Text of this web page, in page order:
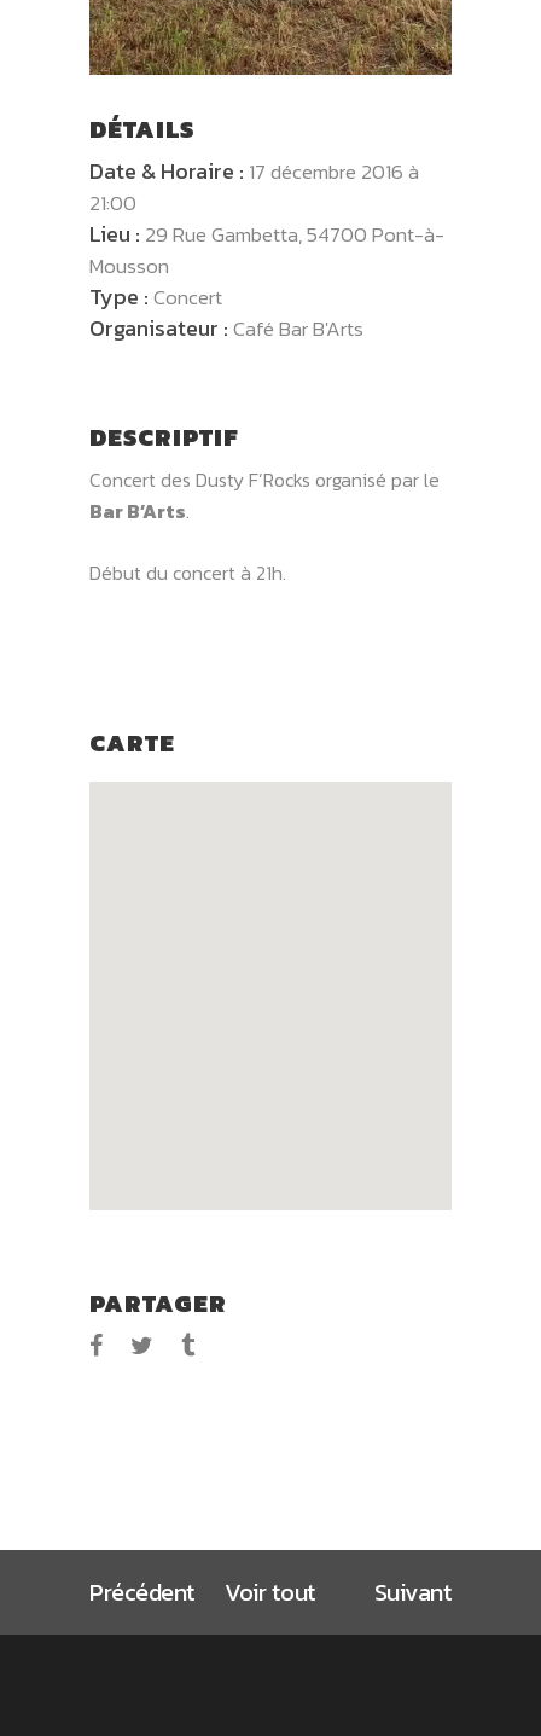
DÉTAILS
Date & Horaire : 17 décembre 2016 à
21:00
Lieu : 29 Rue Gambetta, 54700 Pont-à-
Mousson
Type :Concert
Organisateur :Café Bar B'Arts
DESCRIPTIF
Concert des Dusty F’Rocks organisé par le
Bar B’Arts.
Début du concert à 21h.
CARTE
PARTAGER
Précédent Voir tout Suivant